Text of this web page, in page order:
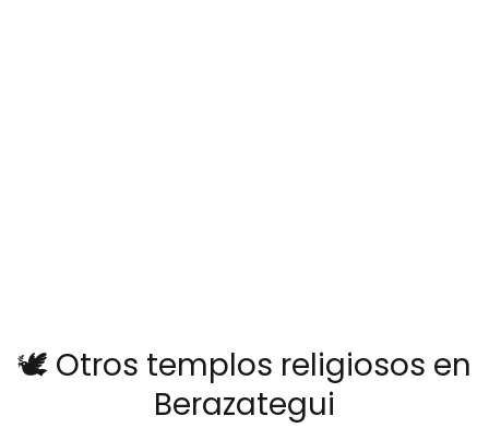
🕊️ Otros templos religiosos en
Berazategui